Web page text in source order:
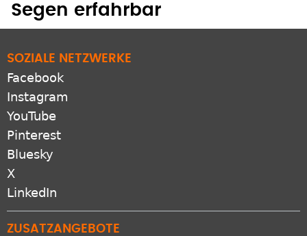
Segen erfahrbar
SOZIALE NETZWERKE
Facebook
Instagram
YouTube
Pinterest
Bluesky
X
LinkedIn
ZUSATZANGEBOTE